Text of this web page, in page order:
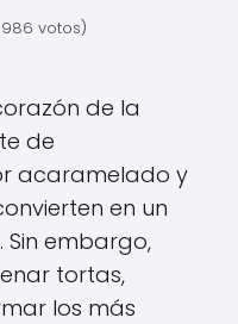
votos)
de la
de
acaramelado y
en un
Sin embargo,
tortas,
los más